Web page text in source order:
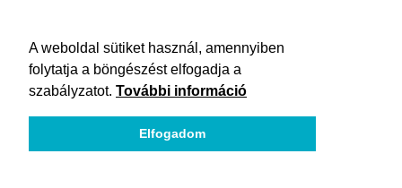
A weboldal sütiket használ, amennyiben
folytatja a böngészést elfogadja a
szabályzatot. További információ
Elfogadom